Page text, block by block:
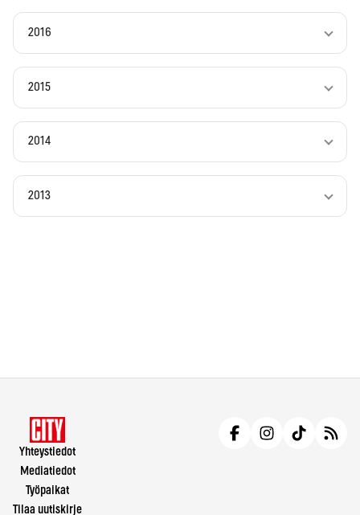
2016
2015
2014
2013
Yhteystiedot
Mediatiedot
Työpaikat
Tilaa uutiskirje